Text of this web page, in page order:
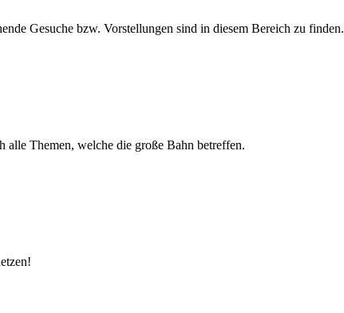
Gesuche bzw. Vorstellungen sind in diesem Bereich zu finden.
Themen, welche die große Bahn betreffen.